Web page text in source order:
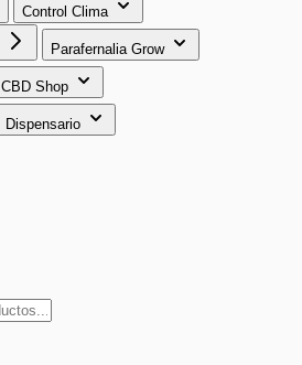
Control Clima
Parafernalia Grow
CBD Shop
Dispensario